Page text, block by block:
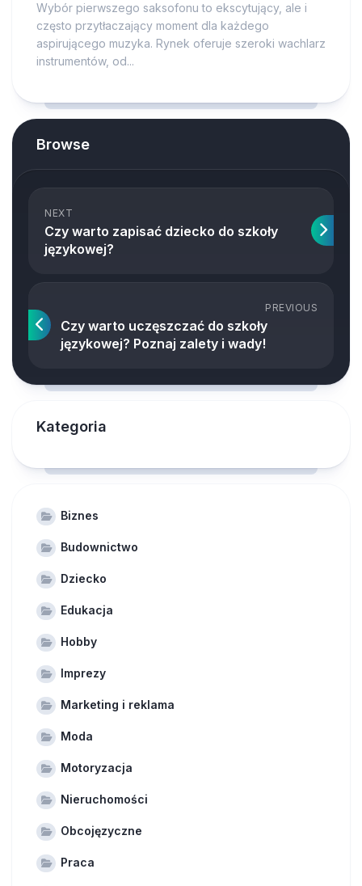
Wybór pierwszego saksofonu to ekscytujący, ale i
często przytłaczający moment dla każdego
aspirującego muzyka. Rynek oferuje szeroki wachlarz
instrumentów, od...
Browse
NEXT
Czy warto zapisać dziecko do szkoły
językowej?
PREVIOUS
Czy warto uczęszczać do szkoły
językowej? Poznaj zalety i wady!
Kategoria
Biznes
Budownictwo
Dziecko
Edukacja
Hobby
Imprezy
Marketing i reklama
Moda
Motoryzacja
Nieruchomości
Obcojęzyczne
Praca